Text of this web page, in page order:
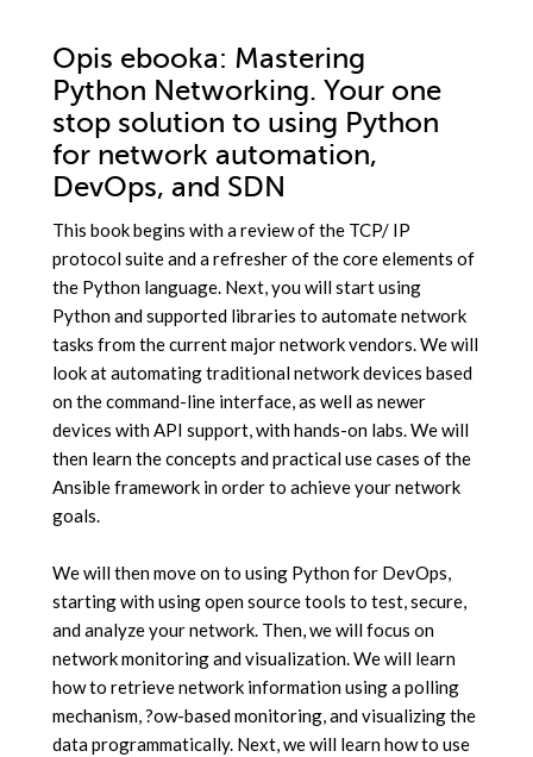
Opis ebooka: Mastering
Python Networking. Your one
stop solution to using Python
for network automation,
DevOps, and SDN
This book begins with a review of the TCP/ IP
protocol suite and a refresher of the core elements of
the Python language. Next, you will start using
Python and supported libraries to automate network
tasks from the current major network vendors. We will
look at automating traditional network devices based
on the command-line interface, as well as newer
devices with API support, with hands-on labs. We will
then learn the concepts and practical use cases of the
Ansible framework in order to achieve your network
goals.
We will then move on to using Python for DevOps,
starting with using open source tools to test, secure,
and analyze your network. Then, we will focus on
network monitoring and visualization. We will learn
how to retrieve network information using a polling
mechanism, ?ow-based monitoring, and visualizing the
data programmatically. Next, we will learn how to use